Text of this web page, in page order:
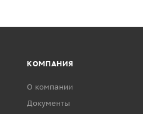
КОМПАНИЯ
О компании
Документы